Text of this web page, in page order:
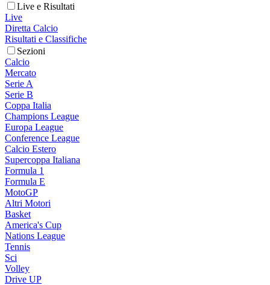
Live e Risultati
Live
Diretta Calcio
Risultati e Classifiche
Sezioni
Calcio
Mercato
Serie A
Serie B
Coppa Italia
Champions League
Europa League
Conference League
Calcio Estero
Supercoppa Italiana
Formula 1
Formula E
MotoGP
Altri Motori
Basket
America's Cup
Nations League
Tennis
Sci
Volley
Drive UP